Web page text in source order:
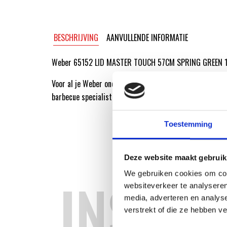
Toestemming
Deze website maakt
We gebruiken cookies om
websiteverkeer te
media, adverteren en
verstrekt of die ze hebben
BESCHRIJVING AANVULLENDE INFORMATIE
Weber 65152 LID MASTER TOUCH 57CM SPRING GREEN
Voor al je Weber onderdelen ga je naar de Weber
barbecue specialist!